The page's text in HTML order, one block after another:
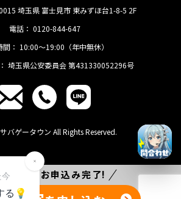
埼玉県 富士見市 東みずほ台1-8-5 2F
電話： 0120-844-647
： 10:00〜19:00（年中無休）
埼玉県公安委員会 第431330052296号
バゲータウン All Rights Reserved.
でお申込み完了!